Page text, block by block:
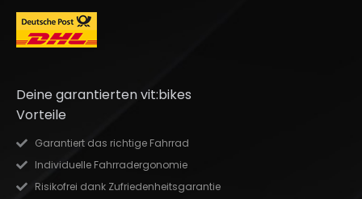
Deine garantierten vit:bikes
Vorteile
Garantiert das richtige Fahrrad
Individuelle Fahrradergonomie
Risikofrei dank Zufriedenheitsgarantie